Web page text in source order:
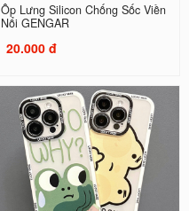
Ốp Lưng Silicon Chống Sốc Viền
Nổi GENGAR
20.000 đ